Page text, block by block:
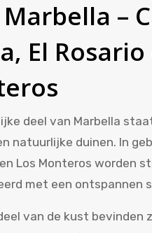
–
El
deel van Marbella
natuurlijke duinen. In
en Los Monteros worden
met een ontspannen
van de kust bevinden